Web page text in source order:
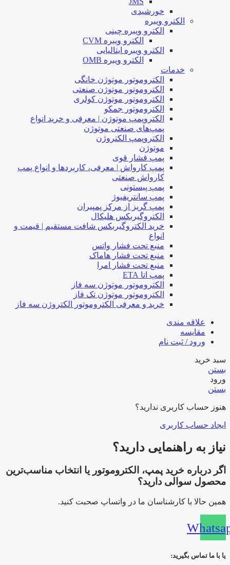
خورشیدی
الکترو ویبره
الکترو ویبره چینی
الکترو ویبره CVM
الکترو ویبره ایتالیایی
الکترو ویبره OMB
خدمات
الکتروموتور موتوژن خانگی
الکتروموتور موتوژن صنعتی
الکتروموتور موتوژن کولری
الکتروموتور جمکو
الکتروپمپ موتوژن | معرفی و خرید انواع
پمپ‌های صنعتی موتوژن
الکتروپمپ الکتروژن
موتوژن
پمپ فشار قوی
پمپ کارواش | معرفی، کاربردها و انواع پمپ
کارواش صنعتی
پمپ پیستونی
پمپ سانتریفیوژ
پمپ گریز از مرکز پمپیران
الکتروگیربکس هلیکال
خرید الکتروگیربکس شافت مستقیم | قیمت و
انواع
منبع تحت فشار واتس
منبع تحت فشار هاماک
منبع تحت فشار امرا
پمپ اتا ETA
الکتروموتور موتوژن سه فاز
الکتروموتور موتوژن تک فاز
خرید و معرفی الکتروموتور الکتروژن سه فاز
علاقه مندی
مقایسه
ورود / ثبت نام
سبد خرید
بستن
ورود
بستن
هنوز حساب کاربری ندارید؟
ایجاد حساب کاربری
نیاز به راهنمایی دارید؟
اگر درباره خرید پمپ، الکتروموتور یا انتخاب مناسب‌ترین
محصول سوالی دارید؟
همین حالا با کارشناسان ما در واتساپ صحبت کنید.
یا با ما تماس بگیرید: